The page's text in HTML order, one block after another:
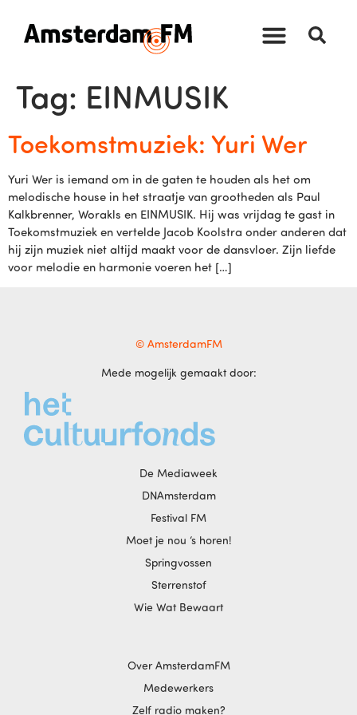
Tag: EINMUSIK
Toekomstmuziek: Yuri Wer
Yuri Wer is iemand om in de gaten te houden als het om
melodische house in het straatje van grootheden als Paul
Kalkbrenner, Worakls en EINMUSIK. Hij was vrijdag te gast in
Toekomstmuziek en vertelde Jacob Koolstra onder anderen dat
hij zijn muziek niet altijd maakt voor de dansvloer. Zijn liefde
voor melodie en harmonie voeren het […]
© AmsterdamFM
Mede mogelijk gemaakt door:
De Mediaweek
DNAmsterdam
Festival FM
Moet je nou ‘s horen!
Springvossen
Sterrenstof
Wie Wat Bewaart
Over AmsterdamFM
Medewerkers
Zelf radio maken?